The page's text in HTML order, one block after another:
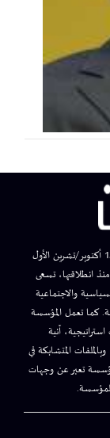
مؤسسة إعلامية وبحثية مستقلة ماليًا وإداريًا، تأسست في 13 أكتوبر/تشرين الأول
منذ انطلاقتها، تسعى
والاجتماعية
كما تعمل المؤسسة
آنية
المتشابكة في
تعبر عن وجهات